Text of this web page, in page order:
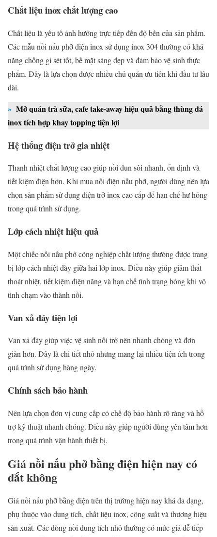
Chất liệu inox chất lượng cao
Chất liệu là yếu tố ảnh hưởng trực tiếp đến độ bền của sản phẩm.
Các mẫu nồi nấu phở điện inox sử dụng inox 304 thường có khả
năng chống gỉ sét tốt, bề mặt sáng đẹp và đảm bảo vệ sinh thực
phẩm. Đây là lựa chọn được nhiều chủ quán ưu tiên khi đầu tư lâu
dài.
» Mở quán trà sữa, cafe take-away hiệu quả bằng thùng đá
inox tích hợp khay topping tiện lợi
Hệ thống điện trở gia nhiệt
Thanh nhiệt chất lượng cao giúp nồi đun sôi nhanh, ổn định và
tiết kiệm điện hơn. Khi mua nồi điện nấu phở, người dùng nên lựa
chọn sản phẩm sử dụng điện trở inox cao cấp để hạn chế hư hỏng
trong quá trình sử dụng.
Lớp cách nhiệt hiệu quả
Một chiếc nồi nấu phở công nghiệp chất lượng thường được trang
bị lớp cách nhiệt dày giữa hai lớp inox. Điều này giúp giảm thất
thoát nhiệt, tiết kiệm điện năng và hạn chế tình trạng bỏng khi vô
tình chạm vào thành nồi.
Van xả đáy tiện lợi
Van xả đáy giúp việc vệ sinh nồi trở nên nhanh chóng và đơn
giản hơn. Đây là chi tiết nhỏ nhưng mang lại nhiều tiện ích trong
quá trình sử dụng hàng ngày.
Chính sách bảo hành
Nên lựa chọn đơn vị cung cấp có chế độ bảo hành rõ ràng và hỗ
trợ kỹ thuật nhanh chóng. Điều này giúp người dùng yên tâm hơn
trong quá trình vận hành thiết bị.
Giá nồi nấu phở bằng điện hiện nay có
đắt không
Giá nồi nấu phở bằng điện trên thị trường hiện nay khá đa dạng,
phụ thuộc vào dung tích, chất liệu inox, công suất và thương hiệu
sản xuất. Các dòng nồi dung tích nhỏ thường có mức giá dễ tiếp